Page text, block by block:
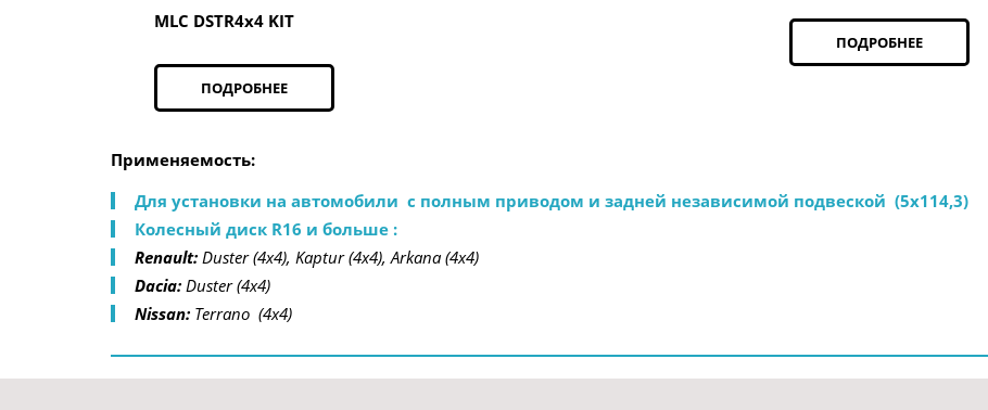
MLC DSTR4x4 KIT
ПОДРОБНЕЕ
ПОДРОБНЕЕ
Применяемость:
Для установки на автомобили  с полным приводом и задней независимой подвеской  (5х114,3)
Колесный диск R16 и больше :
Renault: Duster (4x4), Kaptur (4x4), Arkana (4x4)
Dacia: Duster (4x4)
Nissan: Terrano  (4x4)